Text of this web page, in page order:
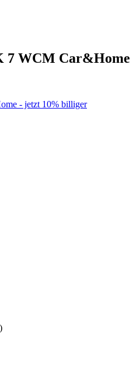
7 WCM Car&Home